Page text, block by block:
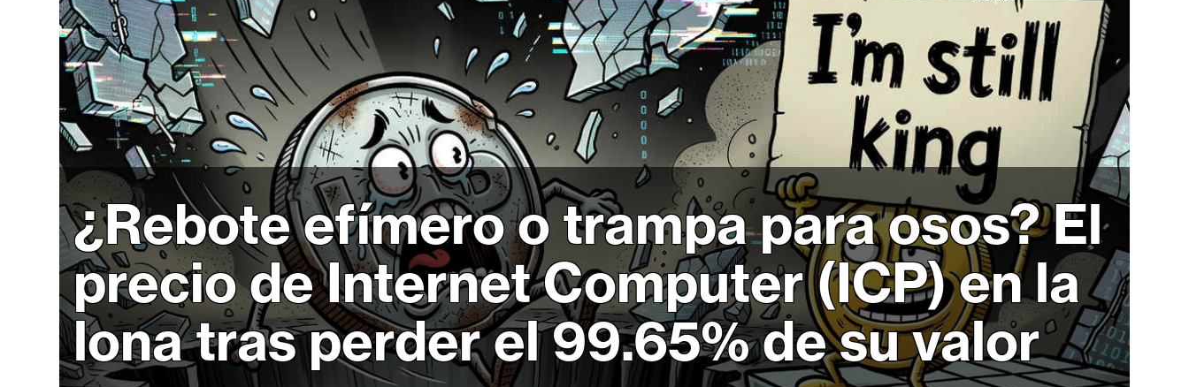
p
t
o
M
e
r
c
a
d
o
s
B
i
t
¿Rebote efímero o trampa para osos? El
precio de Internet Computer (ICP) en la
lona tras perder el 99.65% de su valor